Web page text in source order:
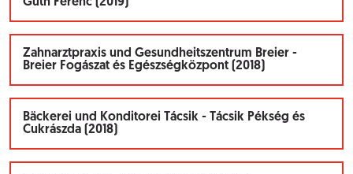
Zahnarztpraxis und Gesundheitszentrum Breier -
Breier Fogászat és Egészségközpont (2018)
Bäckerei und Konditorei Tácsik - Tácsik Pékség és
Cukrászda (2018)